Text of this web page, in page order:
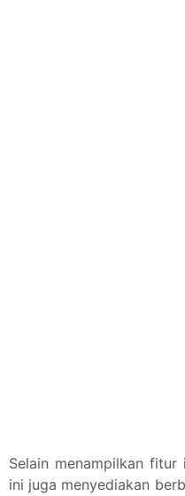
Selain menampilkan
ini juga menyediakan